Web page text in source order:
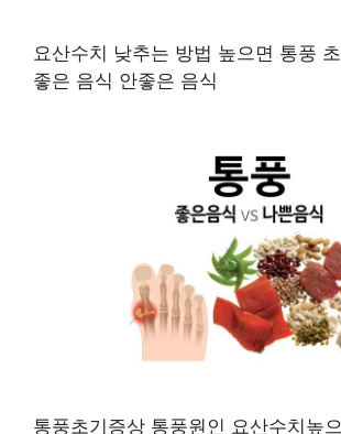
요산수치 낮추는 방법 높으면 통풍
좋은 음식 안좋은 음식
통풍초기증상 통풍원인 요산수치높